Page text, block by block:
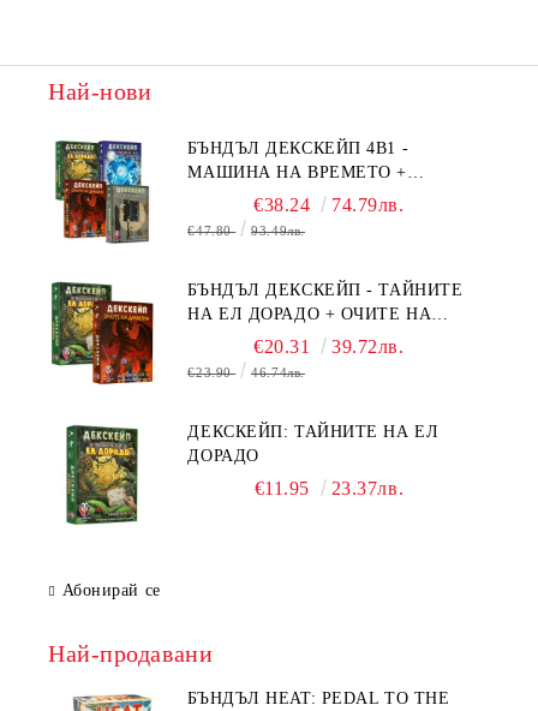
Най-нови
БЪНДЪЛ ДЕКСКЕЙП 4В1 -
МАШИНА НА ВРЕМЕТО +
БЯГСТВО ОТ АЛКАТРАЗ +
ТАЙНИТЕ НА ЕЛ ДОРАДО +
€38.24 74.79лв.
€47.80 93.49лв.
БЪНДЪЛ ДЕКСКЕЙП - ТАЙНИТЕ
НА ЕЛ ДОРАДО + ОЧИТЕ НА
ДРАКОНА€20.31 39.72лв.
€23.90 46.74лв.
ДЕКСКЕЙП: ТАЙНИТЕ НА ЕЛ
ДОРАДО
€11.95 23.37лв.
Абонирай се
Най-продавани
БЪНДЪЛ HEAT: PEDAL TO THE